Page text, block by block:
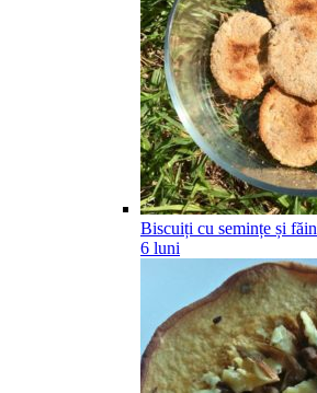
Biscuiți cu semințe și
6 luni